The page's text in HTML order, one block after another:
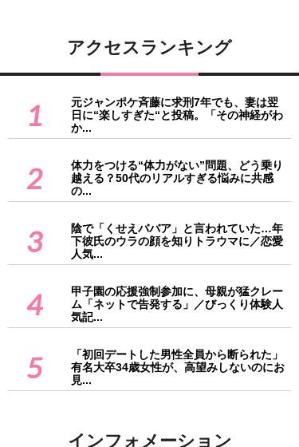
アクセスランキング
1
元ジャンポケ斉藤に求刑7年でも、妻は翌
日に“楽しすぎた“と投稿。「その神経がわ
か...
2
体力をつける“体力がない”問題、どう乗り
越える？50代のリアルすぎる悩みに共感
の...
3
陰で「くせえババア」と言われていた…年
下彼氏のウラの顔を知りトラウマに／恋愛
人気...
4
甲子園の応援強制参加に、母親が猛クレー
ム「ネットで告発する」／びっくり体験人
気記...
5
「初回デートした男性全員から断られた」
有名大卒34歳女性が、高望みしないのにお
見...
インフォメーション